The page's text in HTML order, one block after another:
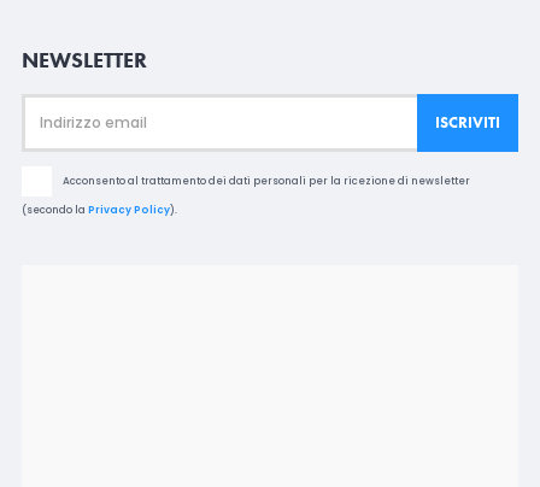
NEWSLETTER
Acconsento al trattamento dei dati personali per la ricezione di newsletter
(secondo la Privacy Policy).